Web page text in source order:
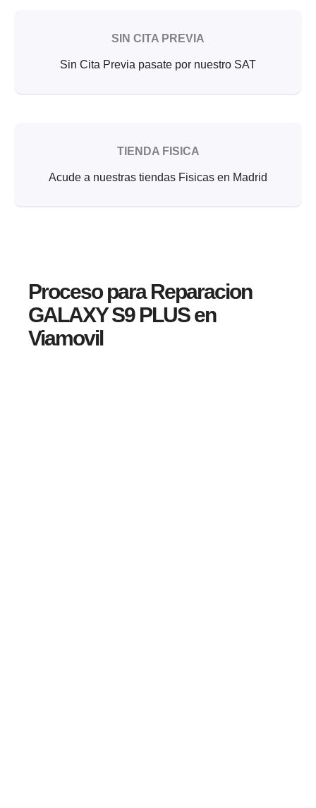
SIN CITA PREVIA
Sin Cita Previa pasate por nuestro SAT
TIENDA FISICA
Acude a nuestras tiendas Fisicas en Madrid
Proceso para Reparacion
GALAXY S9 PLUS en
Viamovil